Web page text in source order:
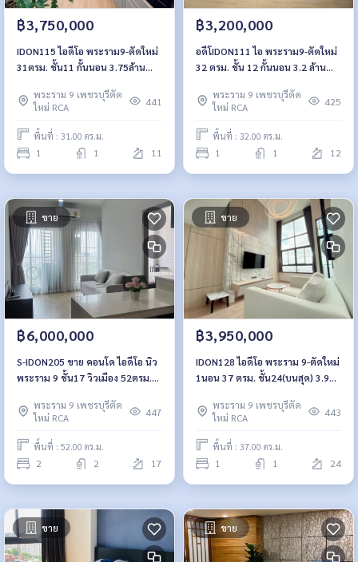
฿3,750,000
IDON115 ไอดีโอ พระราม9-ตัดใหม่
31ตรม. ชั้น11 กั้นนอน 3.75ล้าน
พระราม 9 เพชรบุรีตัด
ใหม่ RCA
441
พื้นที่ : 31.00 ตร.ม.
1 1 11
฿3,200,000
อดีโIDON111 ไอ พระราม9-ตัดใหม่
32 ตรม. ชั้น 12 กั้นนอน 3.2 ล้าน
พระราม 9 เพชรบุรีตัด
ใหม่ RCA
425
พื้นที่ : 32.00 ตร.ม.
1 1 12
ขาย
฿6,000,000
S-IDON205 ขาย คอนโด ไอดีโอ นิว
พระราม 9 ชั้น17 วิวเมือง 52ตรม.
พระราม 9 เพชรบุรีตัด
ใหม่ RCA
447
พื้นที่ : 52.00 ตร.ม.
2 2 17
ขาย
฿3,950,000
IDON128 ไอดีโอ พระราม 9-ตัดใหม่
1นอน 37 ตรม. ชั้น24(บนสุด) 3.95
พระราม 9 เพชรบุรีตัด
ใหม่ RCA
443
พื้นที่ : 37.00 ตร.ม.
1 1 24
ขาย ขาย